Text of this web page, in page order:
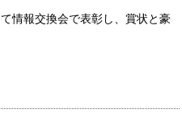
情報交換会で表彰し、賞状と豪